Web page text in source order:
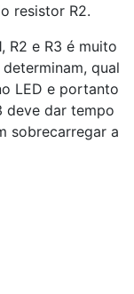
resistor R2.
R2 e R3 é muito
qual
LED e portanto
deve dar tempo
sobrecarregar a